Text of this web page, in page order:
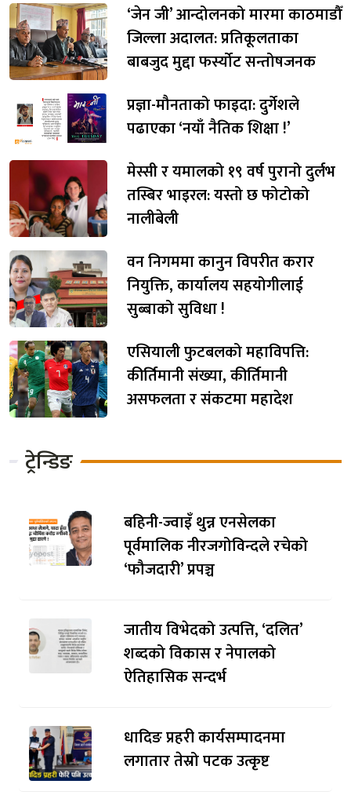
‘जेन जी’ आन्दोलनको मारमा काठमाडौँ
जिल्ला अदालत: प्रतिकूलताका
बाबजुद मुद्दा फर्स्योट सन्तोषजनक
प्रज्ञा-मौनताको फाइदा: दुर्गेशले
पढाएका ‘नयाँ नैतिक शिक्षा !’
मेस्सी र यमालको १९ वर्ष पुरानो दुर्लभ
तस्बिर भाइरल: यस्तो छ फोटोको
नालीबेली
वन निगममा कानुन विपरीत करार
नियुक्ति, कार्यालय सहयोगीलाई
सुब्बाको सुविधा !
एसियाली फुटबलको महाविपत्ति:
कीर्तिमानी संख्या, कीर्तिमानी
असफलता र संकटमा महादेश
ट्रेन्डिङ
बहिनी-ज्वाइँ थुन्न एनसेलका
पूर्वमालिक नीरजगोविन्दले रचेको
‘फौजदारी’ प्रपञ्च
जातीय विभेदको उत्पत्ति, ‘दलित’
शब्दको विकास र नेपालको
ऐतिहासिक सन्दर्भ
धादिङ प्रहरी कार्यसम्पादनमा
लगातार तेस्रो पटक उत्कृष्ट